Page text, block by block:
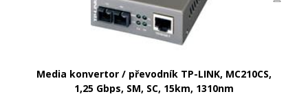
Media konvertor / převodník TP-LINK, MC210CS,
1,25 Gbps, SM, SC, 15km, 1310nm